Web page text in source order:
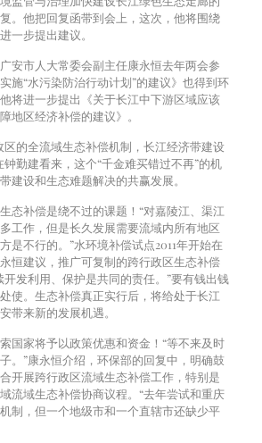
。他把回复函带到会上，这次，他将围绕
一步提出建议。
安市人大常委会副主任康永恒去年两会参
施“水污染防治行动计划”的建议》也得到环
将进一步提出《关于长江中下游区域应该
地区经济补偿的建议》。
区的全流域生态补偿机制，长江经济带建设
钟勤建看来，这个“千金难买错过不再”的机
建设和生态难题解决的共赢发展。
态补偿是绕不过的课题！“对嘉陵江、渠江
工作，但是长久发展需要流域内所有地区
是不行的。”水环境补偿试点2011年开始在
恒建议，推广可复制的跨行政区生态补偿
开发利用、保护是共同的责任。”要有钱出钱
使。生态补偿真正实行后，将给处于长江
带来新的发展机遇。
国家将予以政策优惠和资金！“等不来及时
。”康永恒介绍，环保部的回复中，明确鼓
开展跨行政区流域生态补偿工作，特别是
流域生态补偿协商议程。“去年尝试和重庆
制，但一个地级市和一个直辖市还缺少平